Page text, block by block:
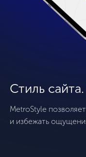
Стиль
MetroStyle
и избежать